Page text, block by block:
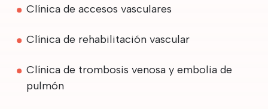
Clínica de accesos vasculares
Clínica de rehabilitación vascular
Clínica de trombosis venosa y embolia de
pulmón